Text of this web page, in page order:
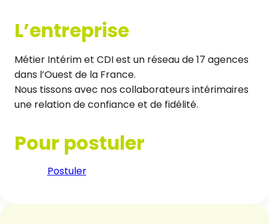
L’entreprise
Métier Intérim et CDI est un réseau de 17 agences
dans l’Ouest de la France.
Nous tissons avec nos collaborateurs intérimaires
une relation de confiance et de fidélité.
Pour postuler
Postuler